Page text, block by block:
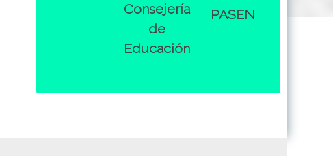
Consejería
de
Educación
PASEN